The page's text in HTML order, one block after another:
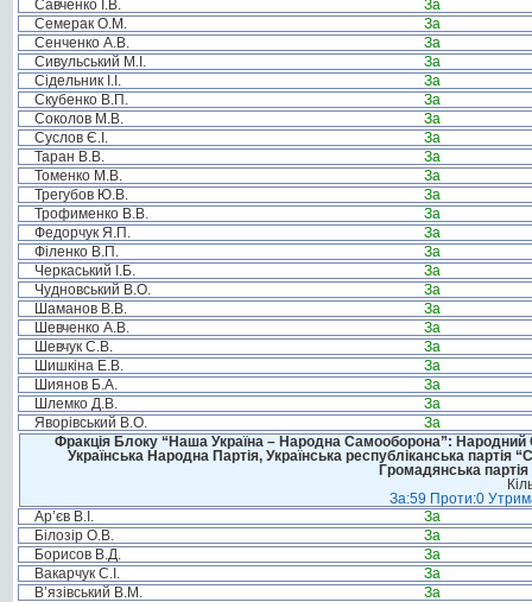
Савченко І.В.
За
Семерак О.М.
За
Сенченко А.В.
За
Сивульський М.І.
За
Сідельник І.І.
За
Скубенко В.П.
За
Соколов М.В.
За
Суслов Є.І.
За
Таран В.В.
За
Томенко М.В.
За
Трегубов Ю.В.
За
Трофименко В.В.
За
Федорчук Я.П.
За
Філенко В.П.
За
Черкаський І.Б.
За
Чудновський В.О.
За
Шаманов В.В.
За
Шевченко А.В.
За
Шевчук С.В.
За
Шишкіна Е.В.
За
Шиянов Б.А.
За
Шлемко Д.В.
За
Яворівський В.О.
За
Фракція Блоку “Наша Україна – Народна Самооборона”: Народний
Українська Народна Партія, Українська республіканська
Громадянська
За:59 Проти:0
Ар’єв В.І.
За
Білозір О.В.
За
Борисов В.Д.
За
Вакарчук С.І.
За
В’язівський В.М.
За